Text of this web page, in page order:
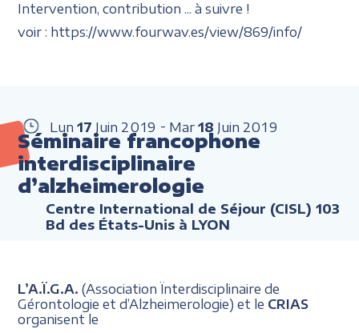
Intervention, contribution ... à suivre !
voir : https://www.fourwav.es/view/869/info/
Lun 17 Juin 2019 Mar 18 Juin 2019
Séminaire francophone
interdisciplinaire
d’alzheimerologie
Centre International de Séjour (CISL) 103
Bd des États-Unis à LYON
L’A.Ï.G.A. (Association Ïnterdisciplinaire de
Gérontologie et d’Alzheimerologie) et le CRIAS
organisent le